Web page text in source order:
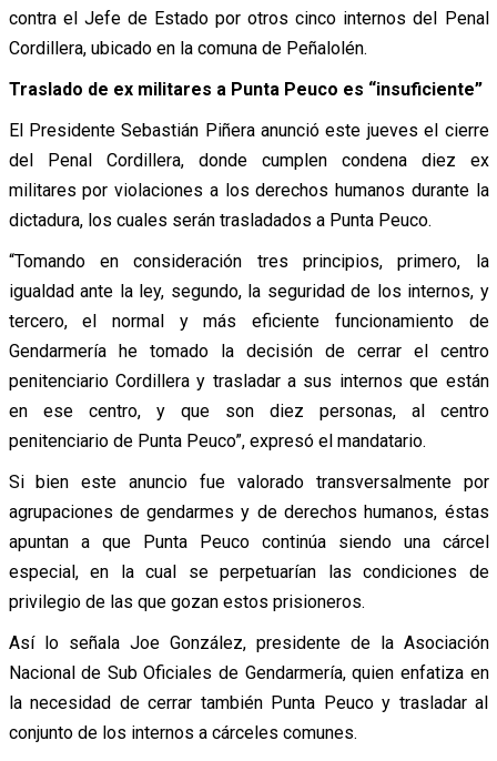
contra el Jefe de Estado por otros cinco internos del Penal
Cordillera, ubicado en la comuna de Peñalolén.
Traslado de ex militares a Punta Peuco es “insuficiente”
El Presidente Sebastián Piñera anunció este jueves el cierre
del Penal Cordillera, donde cumplen condena diez ex
militares por violaciones a los derechos humanos durante la
dictadura, los cuales serán trasladados a Punta Peuco.
“Tomando en consideración tres principios, primero, la
igualdad ante la ley, segundo, la seguridad de los internos, y
tercero, el normal y más eficiente funcionamiento de
Gendarmería he tomado la decisión de cerrar el centro
penitenciario Cordillera y trasladar a sus internos que están
en ese centro, y que son diez personas, al centro
penitenciario de Punta Peuco”, expresó el mandatario.
Si bien este anuncio fue valorado transversalmente por
agrupaciones de gendarmes y de derechos humanos, éstas
apuntan a que Punta Peuco continúa siendo una cárcel
especial, en la cual se perpetuarían las condiciones de
privilegio de las que gozan estos prisioneros.
Así lo señala Joe González, presidente de la Asociación
Nacional de Sub Oficiales de Gendarmería, quien enfatiza en
la necesidad de cerrar también Punta Peuco y trasladar al
conjunto de los internos a cárceles comunes.